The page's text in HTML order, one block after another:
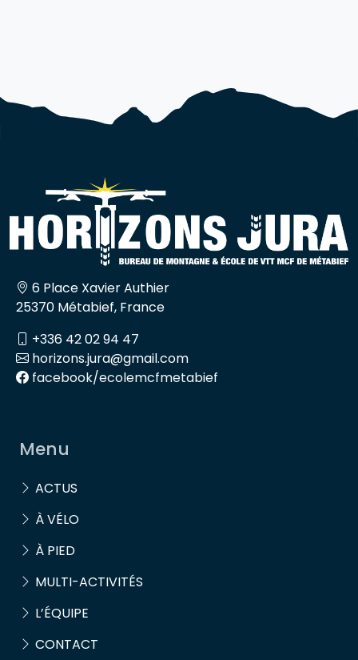
6 Place Xavier Authier
25370 Métabief, France
+336 42 02 94 47
horizons.jura@gmail.com
facebook/ecolemcfmetabief
Menu
ACTUS
À VÉLO
À PIED
MULTI-ACTIVITÉS
L’ÉQUIPE
CONTACT